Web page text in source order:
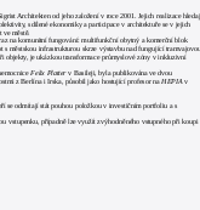
Architekten od jeho založení v roce 2001. Jejich realizace
sdílené ekonomiky a participace v architektuře se v jejich
městě.
na komunitní fungování: multifunkční obytný a komerční blok
městskou infrastrukturou skrze výstavbu nad fungující
objekty, je ukázkou transformace průmyslové zóny v inkluzivní
Felix Platterv Basileji, byla publikována ve dvou
z Berlína i Irska, působil jako hostující profesor naHEPIA v
se odmítají stát pouhou položkou v investičním portfoliu a s
vstupenku, případně lze využít zvýhodněného vstupného při koupi